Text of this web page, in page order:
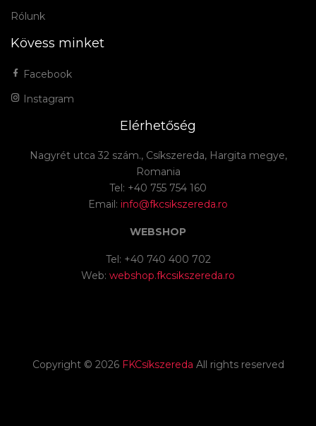
Rólunk
Kövess minket
Facebook
Instagram
Elérhetőség
Nagyrét utca 32 szám., Csíkszereda, Hargita megye,
Romania
Tel: +40 755 754 160
Email: info@fkcsikszereda.ro
WEBSHOP
Tel: +40 740 400 702
Web: webshop.fkcsikszereda.ro
Copyright © 2026 FKCsíkszereda All rights reserved